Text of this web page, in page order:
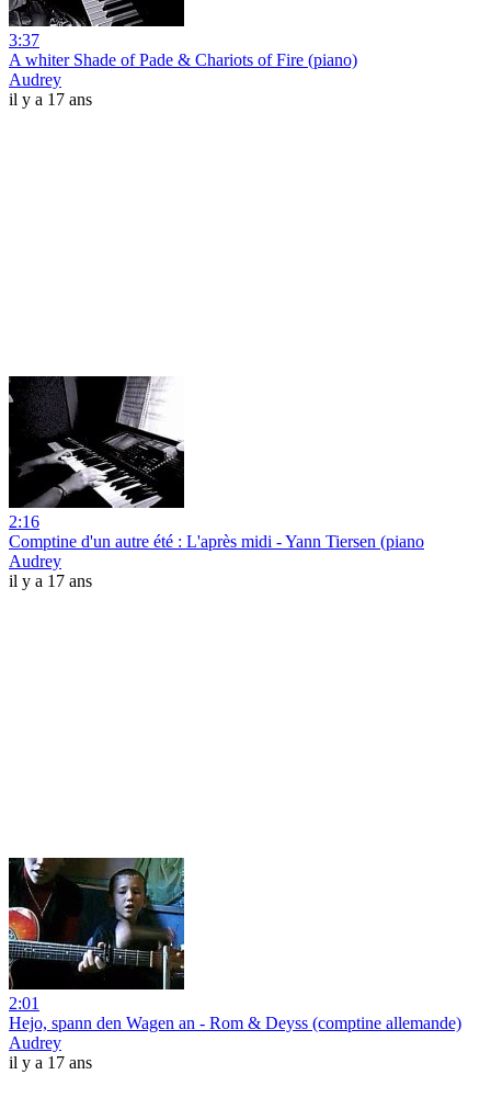
3:37
A whiter Shade of Pade & Chariots of Fire (piano)
Audrey
il y a 17 ans
2:16
Comptine d'un autre été : L'après midi - Yann Tiersen (piano
Audrey
il y a 17 ans
2:01
Hejo, spann den Wagen an - Rom & Deyss (comptine allemande)
Audrey
il y a 17 ans